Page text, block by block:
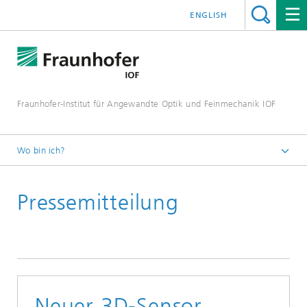
Fraunhofer-Institut für Angewandte Optik und Feinmechanik IOF
ENGLISH
Wo bin ich?
Presse / Medien
Pressemitteilung